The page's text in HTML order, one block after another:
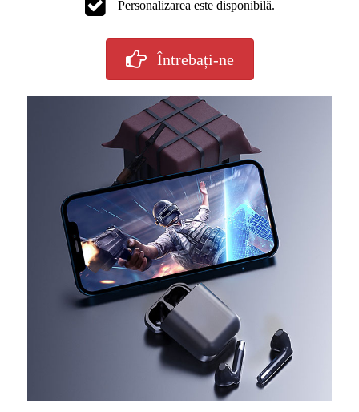
Personalizarea este disponibilă.
Întrebați-ne